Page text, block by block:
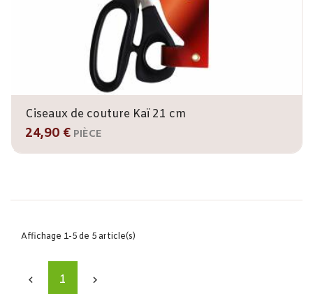
Ciseaux de couture Kaï 21 cm
24,90 € PIÈCE
Affichage 1-5 de 5 article(s)
 1 